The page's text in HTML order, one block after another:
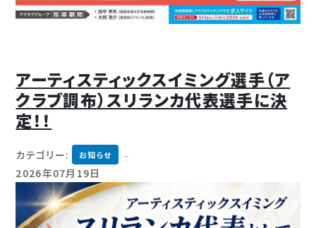
アーティスティックスイミング選手（ア
クラブ調布）スリランカ代表選手に決
定！！
カテゴリー: お知らせ
2026年07月19日